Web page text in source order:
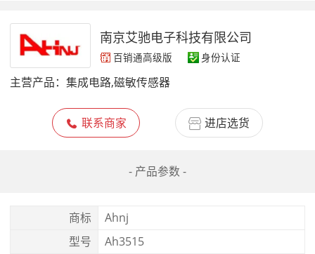
南京艾驰电子科技有限公司
百销通高级版 身份认证
主营产品： 集成电路,磁敏传感器
联系商家 进店选货
- 产品参数 -
商标
Ahnj
型号
Ah3515